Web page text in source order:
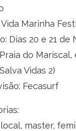
Marinha
Dias 20 e 21 de
do
Vidas 2)
Fecasurf
master,